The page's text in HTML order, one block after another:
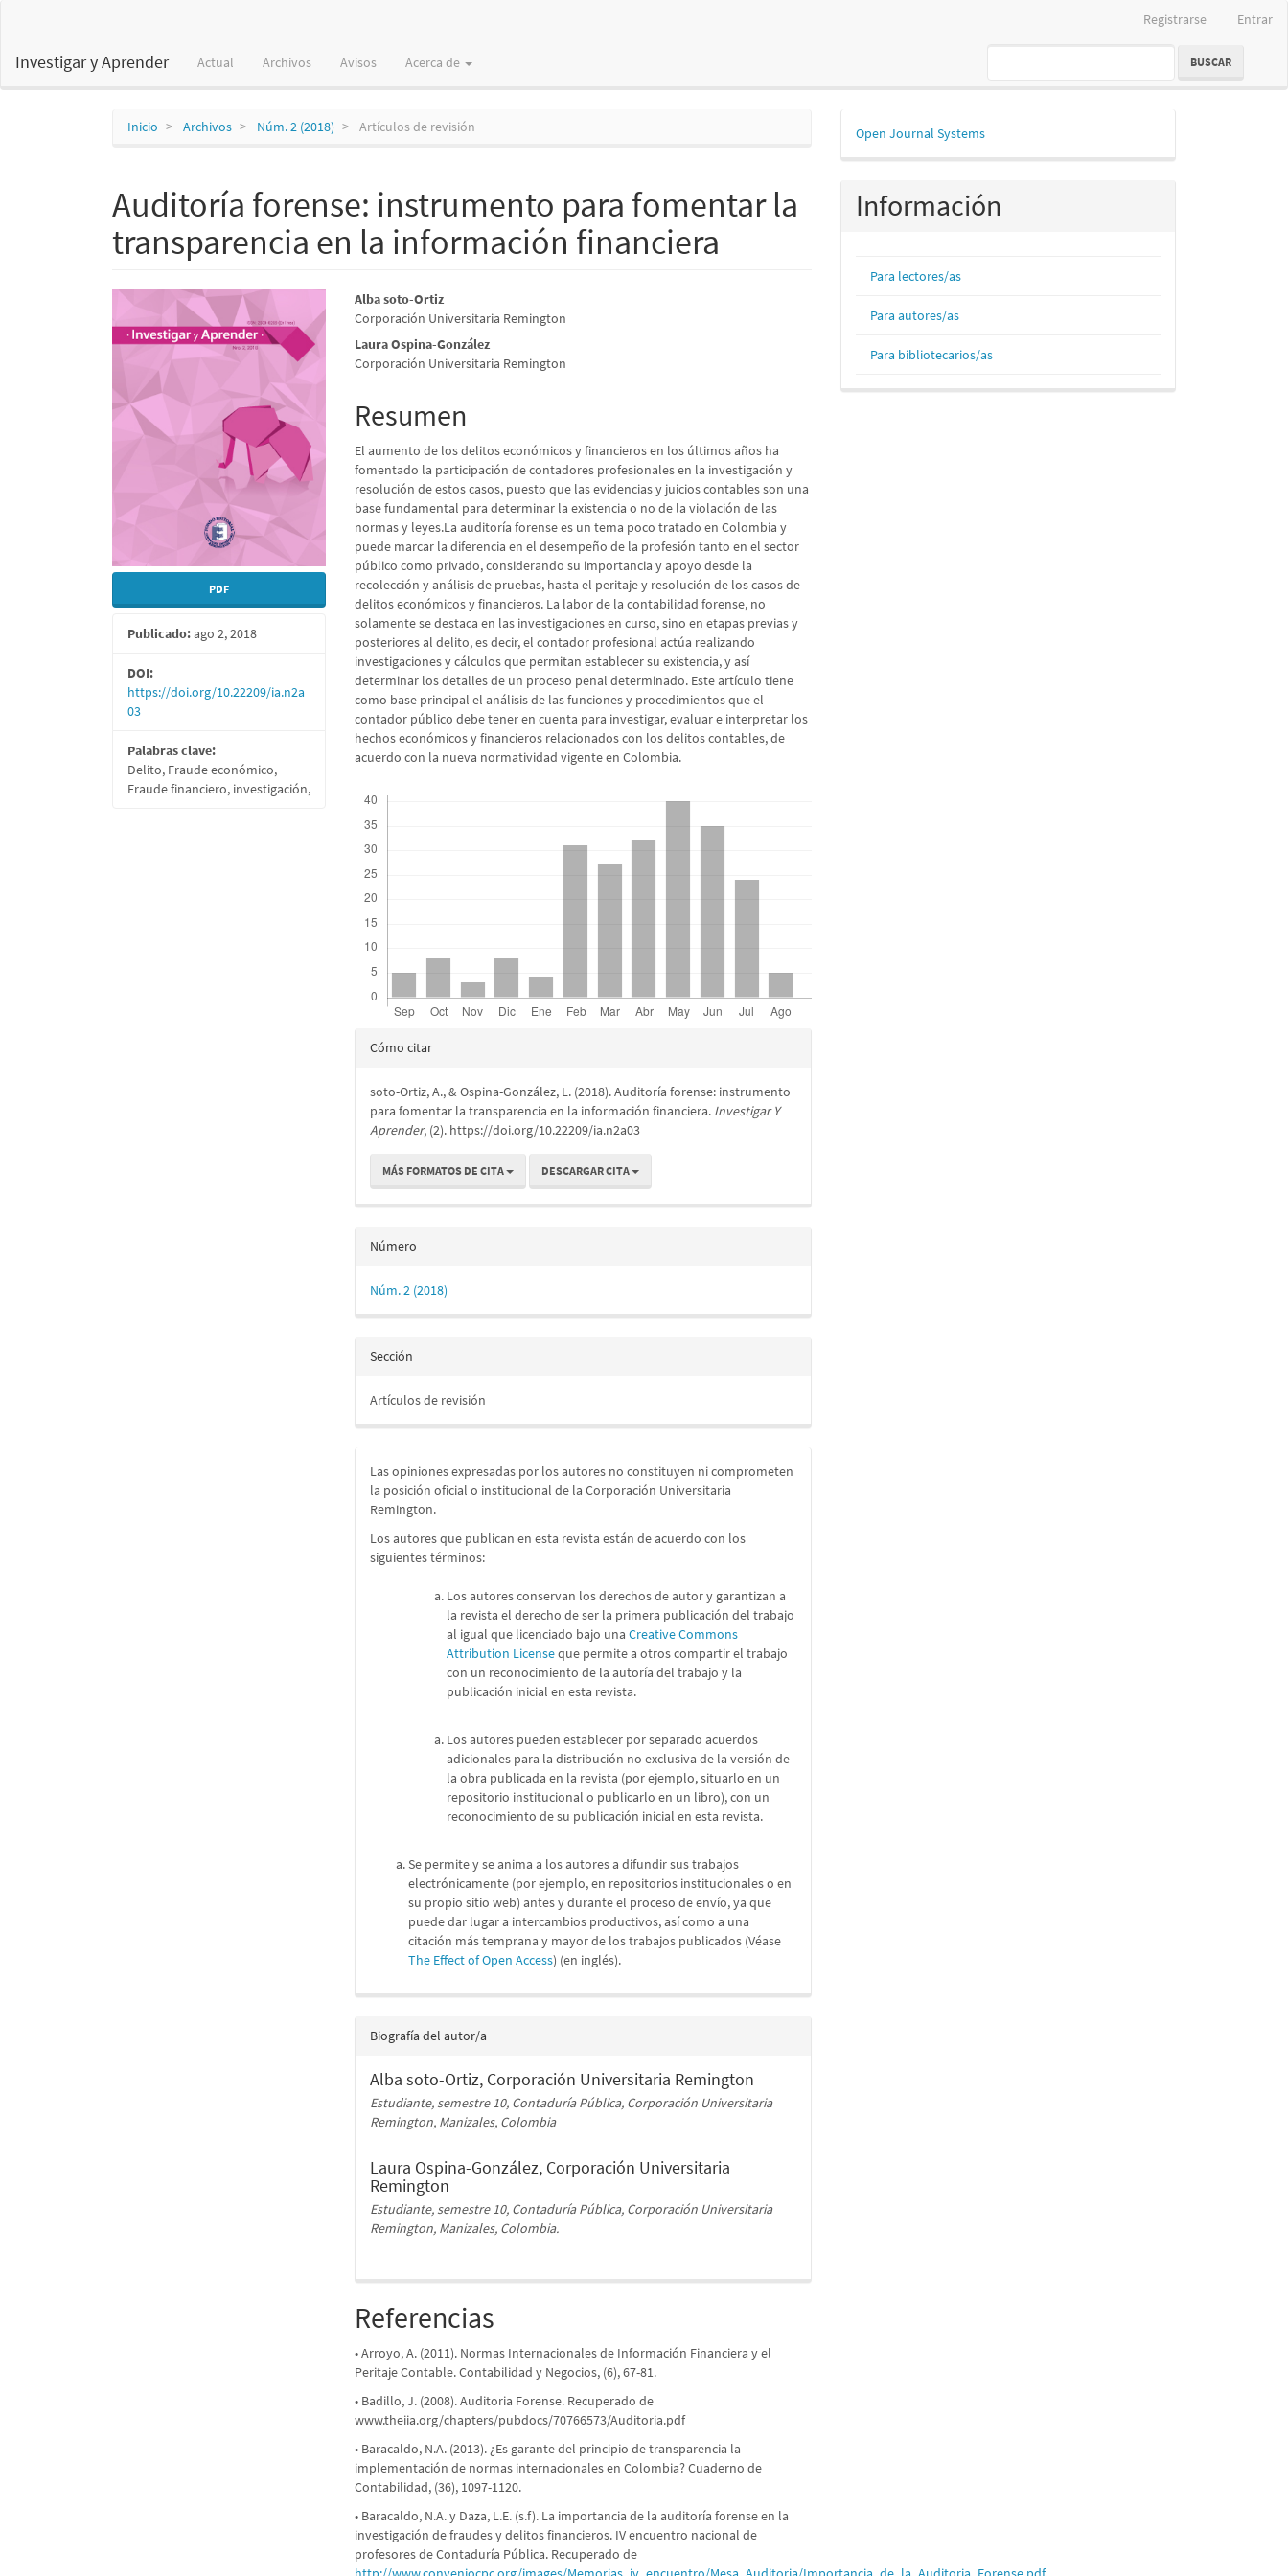
principal
Registrarse Entrar
Investigar y Aprender Actual Archivos Avisos Acerca de BUSCAR
Inicio Archivos Núm. 2 (2018) Artículos de revisión
Auditoría forense: instrumento para fomentar la
transparencia en la información financiera
Barra
lateral
artículo
PDF
Publicado:ago 2, 2018
DOI:
https://doi.org/10.22209/ia.n2a
03
Palabras clave:
Delito, Fraude económico,
Fraude financiero, investigación,
Contenido
principal
del
artículo
Alba soto-Ortiz
Corporación Universitaria Remington
Laura Ospina-González
Corporación Universitaria Remington
Resumen
El aumento de los delitos económicos y financieros en los últimos años ha
fomentado la participación de contadores profesionales en la investigación y
resolución de estos casos, puesto que las evidencias y juicios contables son una
base fundamental para determinar la existencia o no de la violación de las
normas y leyes.La auditoría forense es un tema poco tratado en Colombia y
puede marcar la diferencia en el desempeño de la profesión tanto en el sector
público como privado, considerando su importancia y apoyo desde la
recolección y análisis de pruebas, hasta el peritaje y resolución de los casos de
delitos económicos y financieros. La labor de la contabilidad forense, no
solamente se destaca en las investigaciones en curso, sino en etapas previas y
posteriores al delito, es decir, el contador profesional actúa realizando
investigaciones y cálculos que permitan establecer su existencia, y así
determinar los detalles de un proceso penal determinado. Este artículo tiene
como base principal el análisis de las funciones y procedimientos que el
contador público debe tener en cuenta para investigar, evaluar e interpretar los
hechos económicos y financieros relacionados con los delitos contables, de
acuerdo con la nueva normatividad vigente en Colombia.
Detalles
artículo
Cómo citar
soto-Ortiz, A., & Ospina-González, L. (2018). Auditoría forense: instrumento
para fomentar la transparencia en la información financiera. Investigar Y
Aprender, (2). https://doi.org/10.22209/ia.n2a03
MÁS FORMATOS DE CITA DESCARGAR CITA
Número
Núm. 2 (2018)
Sección
Artículos de revisión
Las opiniones expresadas por los autores no constituyen ni comprometen
la posición oficial o institucional de la Corporación Universitaria
Remington.
Los autores que publican en esta revista están de acuerdo con los
siguientes términos:
Los autores conservan los derechos de autor y garantizan a
la revista el derecho de ser la primera publicación del trabajo
al igual que licenciado bajo unaCreative Commons
Attribution Licenseque permite a otros compartir el trabajo
con un reconocimiento de la autoría del trabajo y la
publicación inicial en esta revista.
Los autores pueden establecer por separado acuerdos
adicionales para la distribución no exclusiva de la versión de
la obra publicada en la revista (por ejemplo, situarlo en un
repositorio institucional o publicarlo en un libro), con un
reconocimiento de su publicación inicial en esta revista.
Se permite y se anima a los autores a difundir sus trabajos
electrónicamente (por ejemplo, en repositorios institucionales o en
su propio sitio web) antes y durante el proceso de envío, ya que
puede dar lugar a intercambios productivos, así como a una
citación más temprana y mayor de los trabajos publicados (Véase
The Effect of Open Access) (en inglés).
Biografía del autor/a
Alba soto-Ortiz, Corporación Universitaria Remington
Estudiante, semestre 10, Contaduría Pública, Corporación Universitaria
Remington, Manizales, Colombia
Laura Ospina-González, Corporación Universitaria
Remington
Estudiante, semestre 10, Contaduría Pública, Corporación Universitaria
Remington, Manizales, Colombia.
Referencias
• Arroyo, A. (2011). Normas Internacionales de Información Financiera y el
Peritaje Contable. Contabilidad y Negocios, (6), 67-81.
• Badillo, J. (2008). Auditoria Forense. Recuperado de
www.theiia.org/chapters/pubdocs/70766573/Auditoria.pdf
• Baracaldo, N.A. (2013). ¿Es garante del principio de transparencia la
implementación de normas internacionales en Colombia? Cuaderno de
Contabilidad, (36), 1097-1120.
• Baracaldo, N.A. y Daza, L.E. (s.f). La importancia de la auditoría forense en la
investigación de fraudes y delitos financieros. IV encuentro nacional de
profesores de Contaduría Pública. Recuperado de
Desarrollado
por
Open Journal Systems
Información
Para lectores/as
Para autores/as
Para bibliotecarios/as